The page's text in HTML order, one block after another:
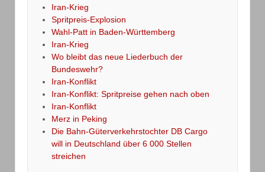
Iran-Krieg
Spritpreis-Explosion
Wahl-Patt in Baden-Württemberg
Iran-Krieg
Wo bleibt das neue Liederbuch der
Bundeswehr?
Iran-Konflikt
Iran-Konflikt: Spritpreise gehen nach oben
Iran-Konflikt
Merz in Peking
Die Bahn-Güterverkehrstochter DB Cargo
will in Deutschland über 6 000 Stellen
streichen